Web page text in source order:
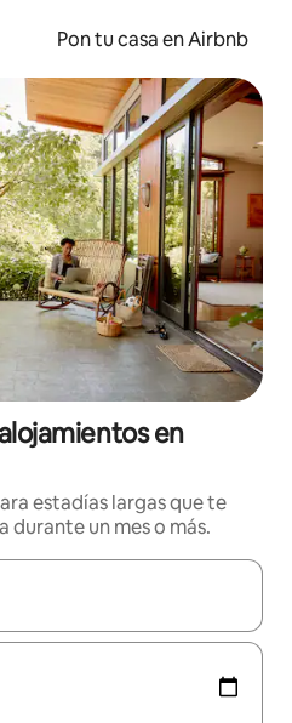
Pon tu casa en Airbnb
en
estadías largas que te
durante un mes o más.
disponibles, navega con las